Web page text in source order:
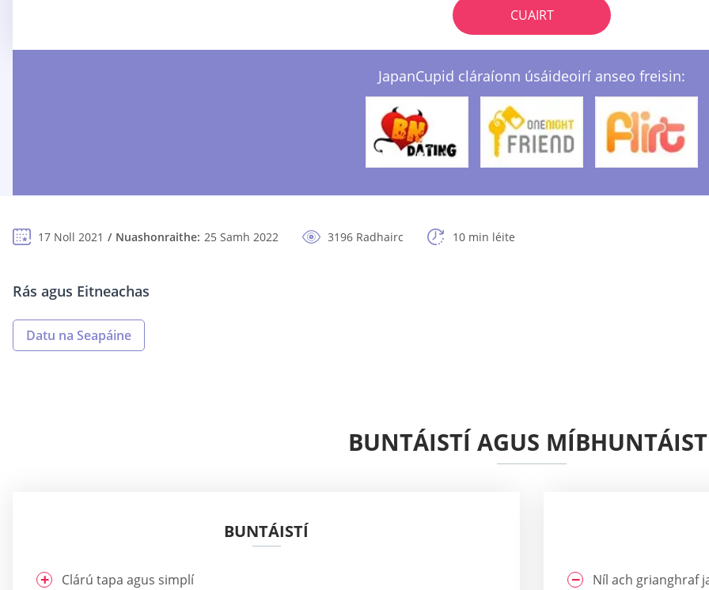
CUAIRT
JapanCupid cláraíonn úsáideoirí anseo freisin:
17 Noll 2021 Nuashonraithe: 25 Samh 2022 3196 Radhairc 10 min léite
Rás agus Eitneachas
Datu na Seapáine
BUNTÁISTÍ AGUS
BUNTÁISTÍ
Clárú tapa agus simplí Níl ach grianghraf